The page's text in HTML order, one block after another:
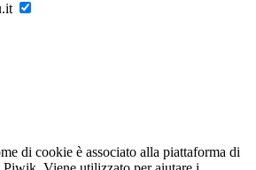
di cookie è associato alla piattaforma di